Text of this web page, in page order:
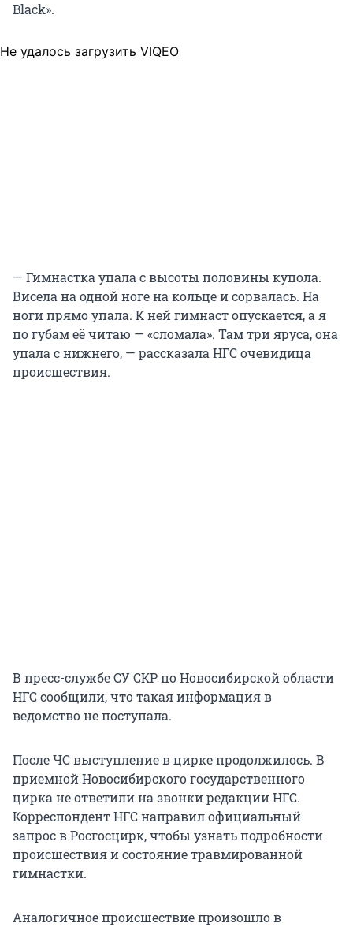
Black».
Не удалось загрузить VIQEO
— Гимнастка упала с высоты половины купола.
Висела на одной ноге на кольце и сорвалась. На
ноги прямо упала. К ней гимнаст опускается, а я
по губам её читаю — «сломала». Там три яруса, она
упала с нижнего, — рассказала НГС очевидица
происшествия.
В пресс-службе СУ СКР по Новосибирской области
НГС сообщили, что такая информация в
ведомство не поступала.
После ЧС выступление в цирке продолжилось. В
приемной Новосибирского государственного
цирка не ответили на звонки редакции НГС.
Корреспондент НГС направил официальный
запрос в Росгосцирк, чтобы узнать подробности
происшествия и состояние травмированной
гимнастки.
Аналогичное происшествие произошло в